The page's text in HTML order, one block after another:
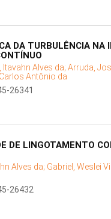
DA TURBULÊNCIA NA
Itavahn Alves da; Arruda,
Antônio da
26341
DE LINGOTAMENTO
Alves da; Gabriel, Weslei
26432